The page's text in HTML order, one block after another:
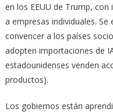
en los EEUU de Trump,
a empresas individuales.
convencer a los países
adopten importaciones de
estadounidenses venden
productos).
Los gobiernos están